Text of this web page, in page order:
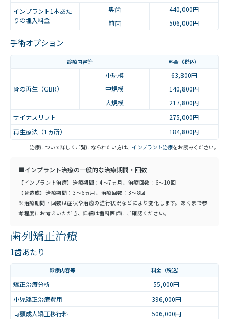
インプラント1本あた
りの埋入料金
奥歯
440,000円
前歯
506,000円
手術オプション
診療内容等 料金（税込）
骨の再生（GBR）
小規模
63,800円
中規模
140,800円
大規模
217,800円
サイナスリフト
275,000円
再生療法（1ヵ所）
184,800円
治療について詳しくご覧になられたい方は、 インプラント治療をお読みください。
■インプラント治療の一般的な治療期間・回数
【インプラント治療】治療期間：4～7ヵ月、治療回数：6～10回
【骨造成】治療期間：3～6ヵ月、治療回数：3～8回
※治療期間・回数は症状や治療の進行状況などにより変化します。あくまで参
考程度にお考えいただき、詳細は歯科医師にご確認ください。
歯列矯正治療
1歯あたり
診療内容等 料金（税込）
矯正治療分析
55,000円
小児矯正治療費用
396,000円
両顎成人矯正移行料
506,000円